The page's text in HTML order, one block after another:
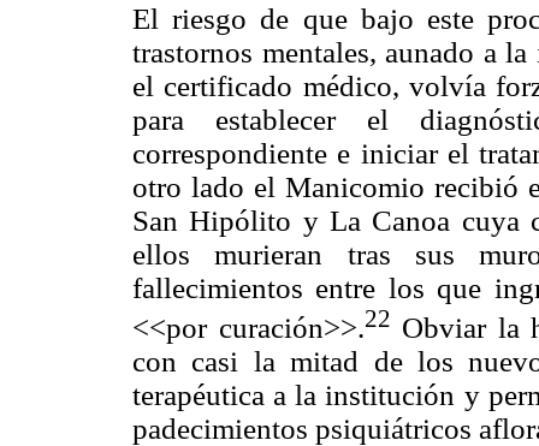
El riesgo de que bajo este
trastornos mentales, aunado a
el certificado médico, volvía
para establecer el
correspondiente e iniciar el
otro lado el Manicomio recibió
San Hipólito y La Canoa cuya
ellos murieran tras sus
fallecimientos entre los que
<<por curación>>.22 Obviar la
con casi la mitad de los
terapéutica a la institución y
padecimientos psiquiátricos